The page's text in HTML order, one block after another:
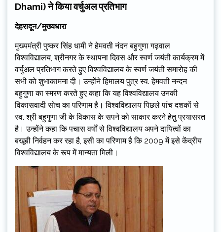
Dhami) ने किया वर्चुअल प्रतिभाग
देहरादून/मुख्यधारा
मुख्यमंत्री पुष्कर सिंह धामी ने हेमवती नंदन बहुगुणा गढ़वाल
विश्वविद्यालय, श्रीनगर के स्थापना दिवस और स्वर्ण जयंती कार्यक्रम में
वर्चुअल प्रतिभाग करते हुए विश्वविद्यालय के स्वर्ण जयंती समारोह की
सभी को शुभाकामना दी। उन्होंने हिमालय पुत्र स्व. हेमवती नन्दन
बहुगुणा का स्मरण करते हुए कहा कि यह विश्वविद्यालय उनकी
विकासवादी सोच का परिणाम है। विश्वविद्यालय पिछले पांच दशकों से
स्व. श्री बहुगुणा जी के विकास के सपने को साकार करने हेतु प्रयासरत
है। उन्होंने कहा कि पचास वर्षों से विश्वविद्यालय अपने दायित्वों का
बखूबी निर्वहन कर रहा है, इसी का परिणाम है कि 2009 में इसे केंद्रीय
विश्वविद्यालय के रूप में मान्यता मिली।